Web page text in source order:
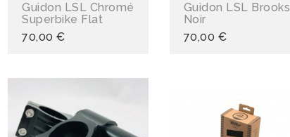
Guidon LSL Chromé
Superbike Flat
70,00 €
Guidon LSL Brooks
Noir
70,00 €